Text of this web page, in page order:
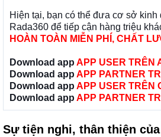
Hiện tại, bạn có thể đưa cơ sở kinh
Rada360 để tiếp cận hàng triệu
HOÀN TOÀN MIỄN PHÍ, CHẤT
Download app APP USER TRÊN
Download app APP PARTNER
Download app APP USER TRÊN
Download app APP PARTNER
Sự tiện nghi, thân thiện